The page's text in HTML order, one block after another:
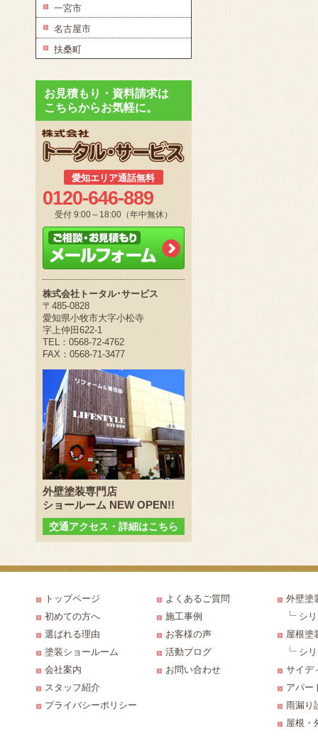
一宮市
名古屋市
扶桑町
お見積もり・資料請求は
こちらからお気軽に。
愛知エリア通話無料
0120-646-889
受付 9:00～18:00（年中無休）
株式会社トータル･サービス
〒485-0828
愛知県小牧市大字小松寺
字上仲田622-1
TEL：0568-72-4762
FAX：0568-71-3477
外壁塗装専門店
ショールーム NEW OPEN!!
交通アクセス・詳細はこちら
トップページ
初めての方へ
選ばれる理由
塗装ショールーム
会社案内
スタッフ紹介
プライバシーポリシー
よくあるご質問
施工事例
お客様の声
活動ブログ
お問い合わせ
外壁塗
シ
屋根塗
シ
サイデ
アパー
雨漏り
屋根・